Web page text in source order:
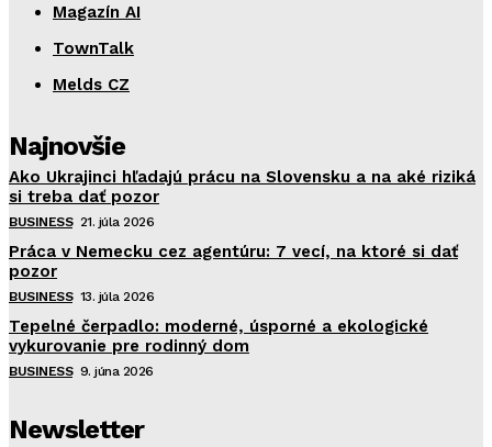
Magazín AI
TownTalk
Melds CZ
Najnovšie
Ako Ukrajinci hľadajú prácu na Slovensku a na aké riziká
si treba dať pozor
BUSINESS 21. júla 2026
Práca v Nemecku cez agentúru: 7 vecí, na ktoré si dať
pozor
BUSINESS 13. júla 2026
Tepelné čerpadlo: moderné, úsporné a ekologické
vykurovanie pre rodinný dom
BUSINESS 9. júna 2026
Newsletter